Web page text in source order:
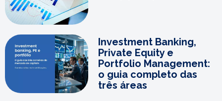
Investment Banking,
Private Equity e
Portfolio Management:
o guia completo das
três áreas